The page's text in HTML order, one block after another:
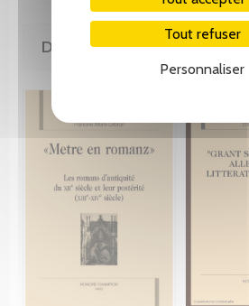
Tout refuser
Personnaliser
DE LA MÊME COLLECTION